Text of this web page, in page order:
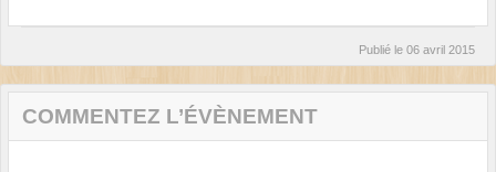
Publié le 06 avril 2015
COMMENTEZ L’ÉVÈNEMENT